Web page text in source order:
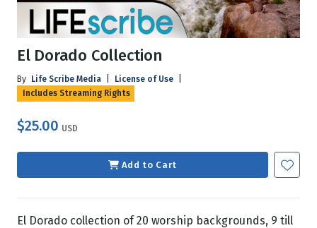
El Dorado Collection
By Life Scribe Media License of Use
Includes Streaming Rights
$25.00 USD
Add to Cart
El Dorado collection of 20 worship backgrounds, 9 till